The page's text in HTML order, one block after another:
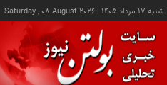
شنبه ۱۷ مرداد ۱۴۰۵ |
Saturday , 08 August 2026